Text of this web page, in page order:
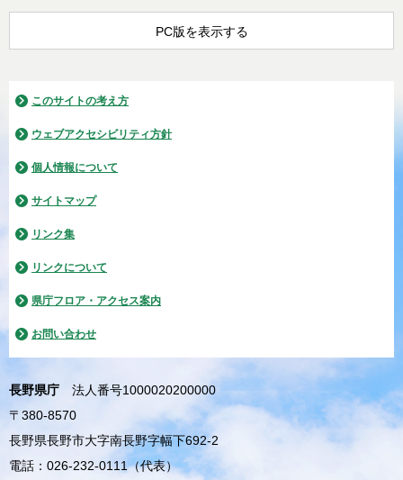
PC版を表示する
このサイトの考え方
ウェブアクセシビリティ方針
個人情報について
サイトマップ
リンク集
リンクについて
県庁フロア・アクセス案内
お問い合わせ
長野県庁
法人番号1000020200000
〒380-8570
長野県長野市大字南長野字幅下692-2
電話：026-232-0111（代表）